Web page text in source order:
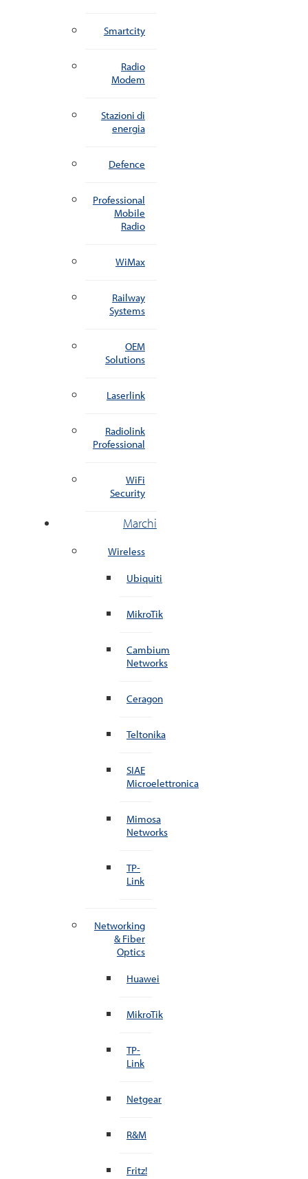
Smartcity
Radio
Modem
Stazioni di
energia
Defence
Professional
Mobile
Radio
WiMax
Railway
Systems
OEM
Solutions
Laserlink
Radiolink
Professional
WiFi
Security
Marchi
Wireless
Ubiquiti
MikroTik
Cambium
Networks
Ceragon
Teltonika
SIAE
Microelettronica
Mimosa
Networks
TP-
Link
Networking
& Fiber
Optics
Huawei
MikroTik
TP-
Link
Netgear
R&M
Fritz!